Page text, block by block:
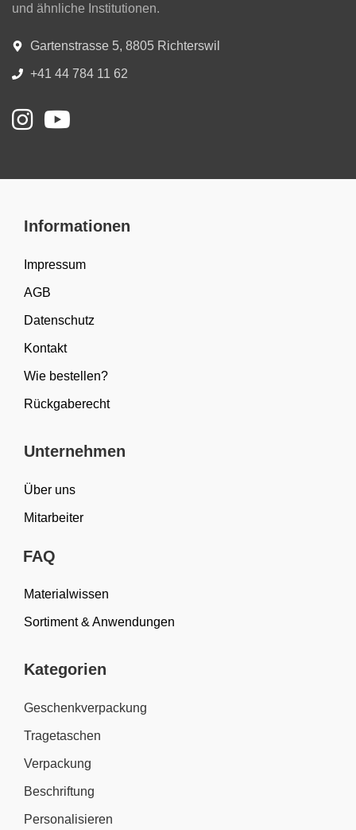
und ähnliche Institutionen.
Gartenstrasse 5, 8805 Richterswil
+41 44 784 11 62
Informationen
Impressum
AGB
Datenschutz
Kontakt
Wie bestellen?
Rückgaberecht
Unternehmen
Über uns
Mitarbeiter
FAQ
Materialwissen
Sortiment & Anwendungen
Kategorien
Geschenkverpackung
Tragetaschen
Verpackung
Beschriftung
Personalisieren